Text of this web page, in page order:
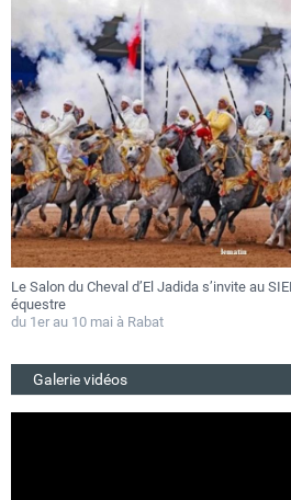
d’El Jadida s’invite au SIEL pour célébrer
à Rabat
Galerie vidéos